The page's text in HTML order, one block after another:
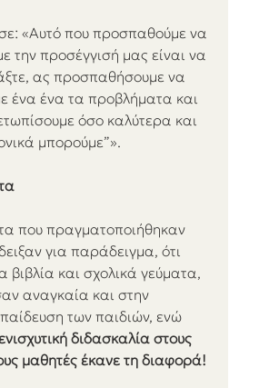
«Αυτό που προσπαθούμε να
την προσέγγισή μας είναι να
ας προσπαθήσουμε να
ένα ένα τα προβλήματα και
όσο καλύτερα και
μπορούμε”».
που πραγματοποιήθηκαν
για παράδειγμα, ότι
βιβλία και σχολικά γεύματα,
αναγκαία και στην
των παιδιών, ενώ
διδασκαλία στους
μαθητές έκανε τη διαφορά!